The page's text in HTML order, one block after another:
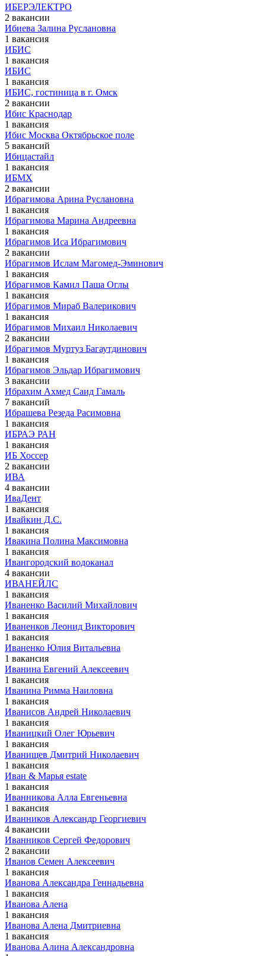
ИБЕРЭЛЕКТРО
2 вакансии
Ибиева Залина Руслановна
1 вакансия
ИБИС
1 вакансия
ИБИС
1 вакансия
ИБИС, гостиница в г. Омск
2 вакансии
Ибис Краснодар
1 вакансия
Ибис Москва Октябрьское поле
5 вакансий
Ибицастайл
1 вакансия
ИБМХ
2 вакансии
Ибрагимова Арина Руслановна
1 вакансия
Ибрагимова Марина Андреевна
1 вакансия
Ибрагимов Иса Ибрагимович
2 вакансии
Ибрагимов Ислам Магомед-Эминович
1 вакансия
Ибрагимов Камил Паша Оглы
1 вакансия
Ибрагимов Мираб Валерикович
1 вакансия
Ибрагимов Михаил Николаевич
2 вакансии
Ибрагимов Муртуз Багаутдинович
1 вакансия
Ибрагимов Эльдар Ибрагимович
3 вакансии
Ибрахим Ахмед Саид Гамаль
7 вакансий
Ибрашева Резеда Расимовна
1 вакансия
ИБРАЭ РАН
1 вакансия
ИБ Хоссер
2 вакансии
ИВА
4 вакансии
ИваДент
1 вакансия
Ивайкин Д.С.
1 вакансия
Ивакина Полина Максимовна
1 вакансия
Ивангородский водоканал
4 вакансии
ИВАНЕЙЛС
1 вакансия
Иваненко Василий Михайлович
1 вакансия
Иваненков Леонид Викторович
1 вакансия
Иваненко Юлия Витальевна
1 вакансия
Иванина Евгений Алексеевич
1 вакансия
Иванина Римма Наиловна
1 вакансия
Иванисов Андрей Николаевич
1 вакансия
Иваницкий Олег Юрьевич
1 вакансия
Иванищев Дмитрий Николаевич
1 вакансия
Иван & Марья estate
1 вакансия
Иванникова Алла Евгеньевна
1 вакансия
Иванников Александр Георгиевич
4 вакансии
Иванников Сергей Федорович
2 вакансии
Иванов Cемен Алексеевич
1 вакансия
Иванова Александра Геннадьевна
1 вакансия
Иванова Алена
1 вакансия
Иванова Алена Дмитриевна
1 вакансия
Иванова Алина Александровна